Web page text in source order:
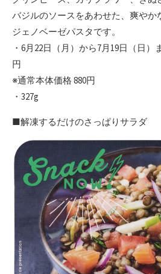
バジルのソースをあわせた、爽やか
ジェノベーゼパスタです。
・6月22日（月）から7月19日（日）
円
※通常本体価格 880円
・327g
■解凍するだけのさっぱりサラダ